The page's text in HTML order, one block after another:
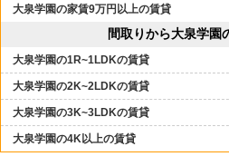
大泉学園の家賃9万円以上の賃貸
間取りから大泉学園
大泉学園の1R~1LDKの賃貸
大泉学園の2K~2LDKの賃貸
大泉学園の3K~3LDKの賃貸
大泉学園の4K以上の賃貸